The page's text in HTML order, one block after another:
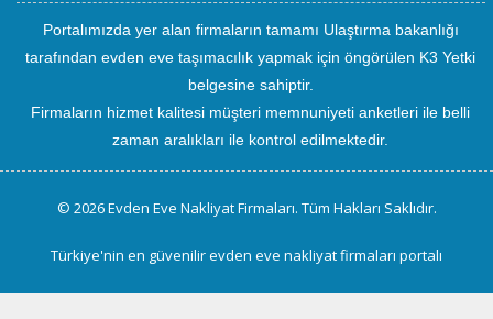
Portalımızda yer alan firmaların tamamı Ulaştırma bakanlığı
tarafından evden eve taşımacılık yapmak için öngörülen K3 Yetki
belgesine sahiptir.
Firmaların hizmet kalitesi müşteri memnuniyeti anketleri ile belli
zaman aralıkları ile kontrol edilmektedir.
© 2026 Evden Eve Nakliyat Firmaları. Tüm Hakları Saklıdır.
Türkiye'nin en güvenilir evden eve nakliyat firmaları portalı